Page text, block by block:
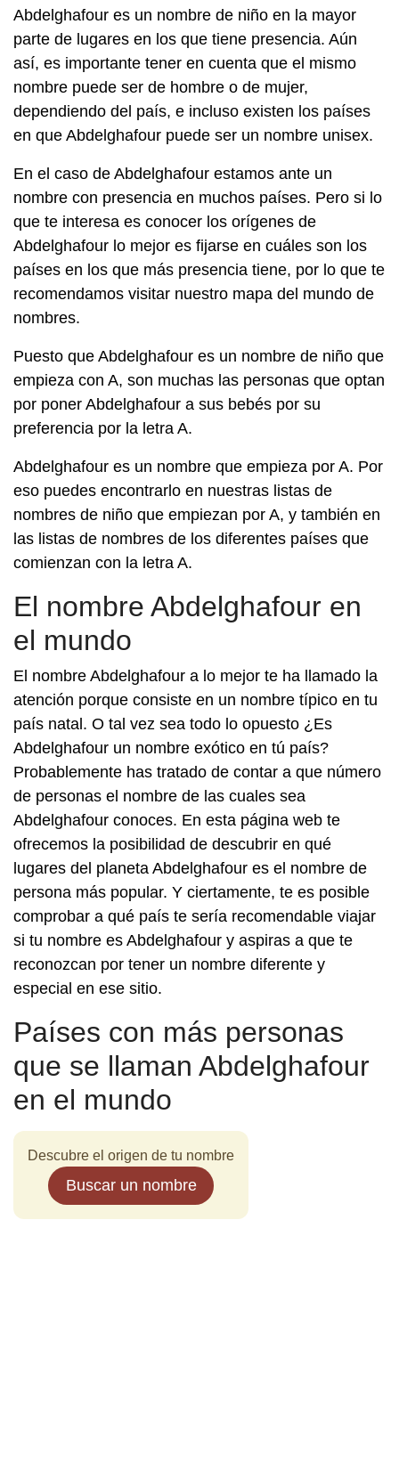
Abdelghafour es un nombre de niño en la mayor
parte de lugares en los que tiene presencia. Aún
así, es importante tener en cuenta que el mismo
nombre puede ser de hombre o de mujer,
dependiendo del país, e incluso existen los países
en que Abdelghafour puede ser un nombre unisex.
En el caso de Abdelghafour estamos ante un
nombre con presencia en muchos países. Pero si lo
que te interesa es conocer los orígenes de
Abdelghafour lo mejor es fijarse en cuáles son los
países en los que más presencia tiene, por lo que te
recomendamos visitar nuestro mapa del mundo de
nombres.
Puesto que Abdelghafour es un nombre de niño que
empieza con A, son muchas las personas que optan
por poner Abdelghafour a sus bebés por su
preferencia por la letra A.
Abdelghafour es un nombre que empieza por A. Por
eso puedes encontrarlo en nuestras listas de
nombres de niño que empiezan por A, y también en
las listas de nombres de los diferentes países que
comienzan con la letra A.
El nombre Abdelghafour en
el mundo
El nombre Abdelghafour a lo mejor te ha llamado la
atención porque consiste en un nombre típico en tu
país natal. O tal vez sea todo lo opuesto ¿Es
Abdelghafour un nombre exótico en tú país?
Probablemente has tratado de contar a que número
de personas el nombre de las cuales sea
Abdelghafour conoces. En esta página web te
ofrecemos la posibilidad de descubrir en qué
lugares del planeta Abdelghafour es el nombre de
persona más popular. Y ciertamente, te es posible
comprobar a qué país te sería recomendable viajar
si tu nombre es Abdelghafour y aspiras a que te
reconozcan por tener un nombre diferente y
especial en ese sitio.
Países con más personas
que se llaman Abdelghafour
en el mundo
Descubre el origen de tu nombre
Buscar un nombre